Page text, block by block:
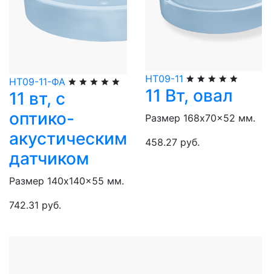
НТ09-11-ФА
11 вт, с
оптико-
акустическим
датчиком
Размер 140x140x55 мм.
742.31 руб.
НТ09-11
11 Вт, овал
Размер 168x70x52 мм.
458.27 руб.